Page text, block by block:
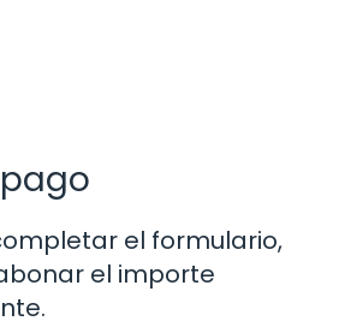
el formulario,
el importe